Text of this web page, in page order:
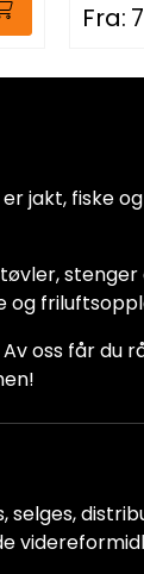
Fra:
jakt, fiske
stenger
og
oss får du